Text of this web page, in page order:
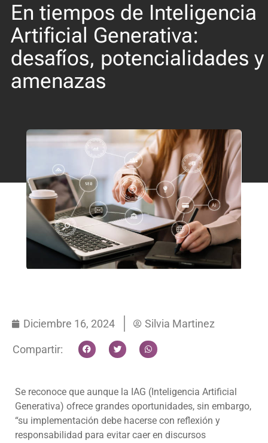
En tiempos de Inteligencia
Artificial Generativa:
desafíos, potencialidades y
amenazas
Diciembre 16, 2024 Silvia Martinez
Compartir:
Se reconoce que aunque la IAG (Inteligencia Artificial
Generativa) ofrece grandes oportunidades, sin embargo,
“su implementación debe hacerse con reflexión y
responsabilidad para evitar caer en discursos